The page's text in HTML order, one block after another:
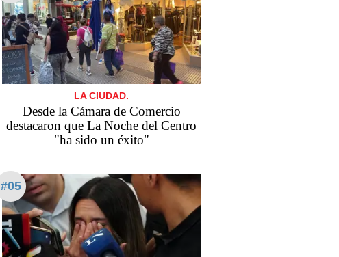
LA CIUDAD.
Desde la Cámara de Comercio
destacaron que La Noche del Centro
"ha sido un éxito"
#05